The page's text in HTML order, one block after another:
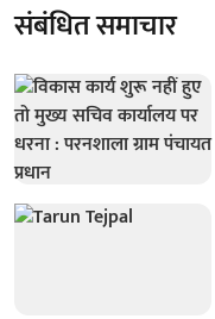
संबंधित समाचार